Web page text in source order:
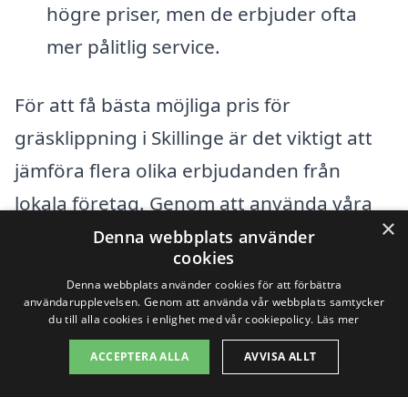
högre priser, men de erbjuder ofta
mer pålitlig service.
För att få bästa möjliga pris för
gräsklippning i Skillinge är det viktigt att
jämföra flera olika erbjudanden från
lokala företag. Genom att använda våra
tjänster kan du enkelt få in flera offerter,
vilket ger dig möjlighet att välja det bästa
alternativet för dina behov och din
budget. Att anlita ett professionellt
företag för gräsklippning kan spara tid
×
Denna webbplats använder
cookies
Denna webbplats använder cookies för att förbättra
användarupplevelsen. Genom att använda vår webbplats samtycker
du till alla cookies i enlighet med vår cookiepolicy. Läs mer
ACCEPTERA ALLA AVVISA ALLT